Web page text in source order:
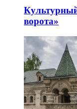
ворота»